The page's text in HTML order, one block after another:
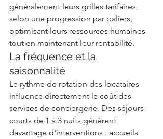
généralement leurs grilles tarifaires
selon une progression par paliers,
optimisant leurs ressources humaines
tout en maintenant leur rentabilité.
La fréquence et la
saisonnalité
Le rythme de rotation des locataires
influence directement le coût des
services de conciergerie. Des séjours
courts de 1 à 3 nuits génèrent
davantage d'interventions : accueils